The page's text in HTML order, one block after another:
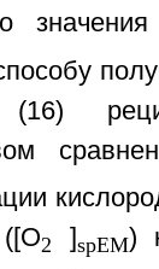
(16)
([О2 ]spEM)